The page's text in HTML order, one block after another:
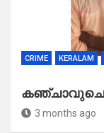
CRIME KERALAM
3 months ago